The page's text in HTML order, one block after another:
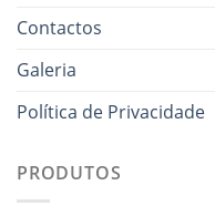
Contactos
Galeria
Política de Privacidade
PRODUTOS